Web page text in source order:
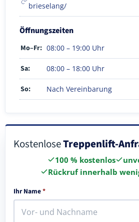
brieselang/
Öffnungszeiten
Mo–Fr: 08:00 – 19:00 Uhr
Sa: 08:00 – 18:00 Uhr
So: Nach Vereinbarung
KostenloseTreppenlift-
100 % kostenlos
Rückruf innerhalb
Ihr Name*